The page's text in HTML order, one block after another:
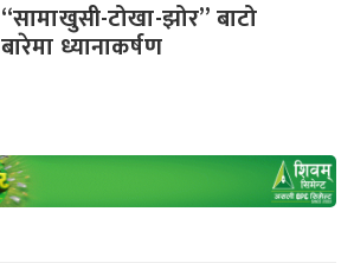
“सामाखुसी-टोखा-झोर” बाटो
बारेमा ध्यानाकर्षण